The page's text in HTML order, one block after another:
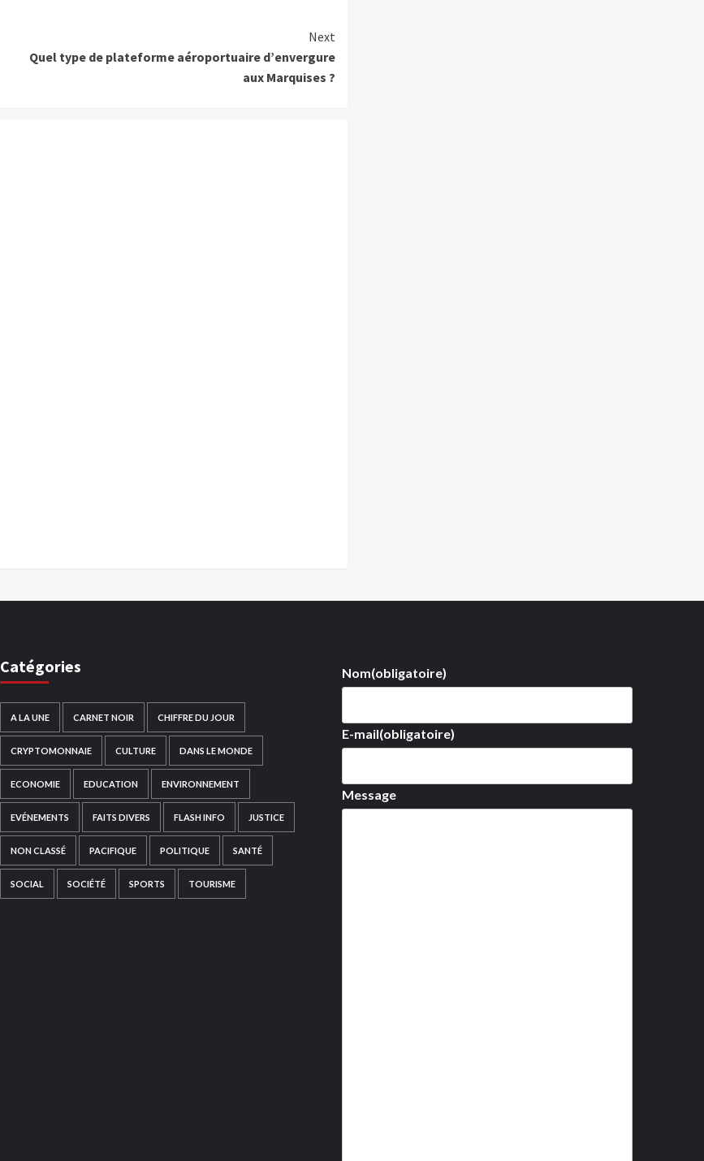
Next
Quel type de plateforme aéroportuaire d’envergure
aux Marquises ?
Catégories
A LA UNE CARNET NOIR CHIFFRE DU JOUR
CRYPTOMONNAIE CULTURE DANS LE MONDE
ECONOMIE EDUCATION ENVIRONNEMENT
EVÉNEMENTS FAITS DIVERS FLASH INFO JUSTICE
NON CLASSÉ PACIFIQUE POLITIQUE SANTÉ
SOCIAL SOCIÉTÉ SPORTS TOURISME
Nom(obligatoire)
E-mail(obligatoire)
Message